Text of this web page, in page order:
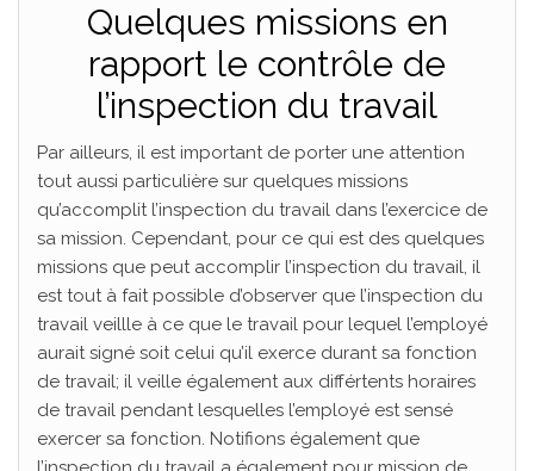
Quelques missions en
rapport le contrôle de
l’inspection du travail
Par ailleurs, il est important de porter une attention
tout aussi particulière sur quelques missions
qu’accomplit l’inspection du travail dans l’exercice de
sa mission. Cependant, pour ce qui est des quelques
missions que peut accomplir l’inspection du travail, il
est tout à fait possible d’observer que l’inspection du
travail veillle à ce que le travail pour lequel l’employé
aurait signé soit celui qu’il exerce durant sa fonction
de travail; il veille également aux différtents horaires
de travail pendant lesquelles l’employé est sensé
exercer sa fonction. Notifions également que